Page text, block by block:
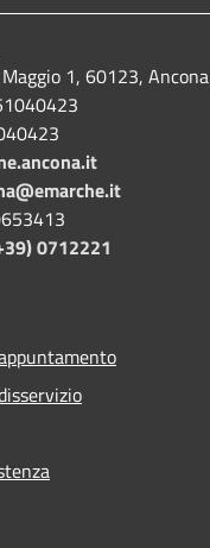
1, 60123, Ancona
0712221